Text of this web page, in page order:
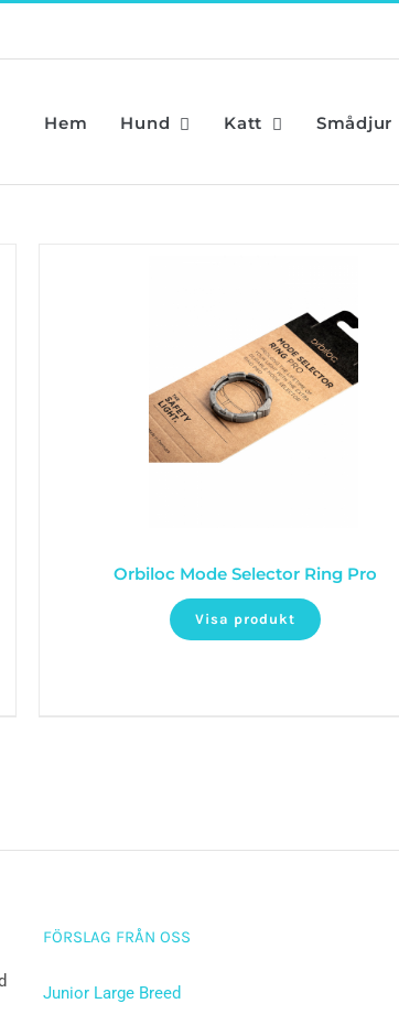
Hem Hund Katt Smådjur
Orbiloc Mode Selector Ring Pro
Visa produkt
FÖRSLAG FRÅN OSS
Junior Large Breed